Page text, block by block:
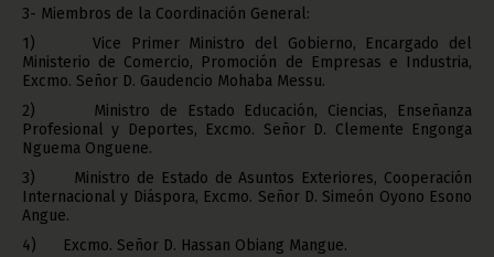
3- Miembros de la Coordinación General:
1) Vice Primer Ministro del Gobierno, Encargado del
Ministerio de Comercio, Promoción de Empresas e Industria,
Excmo. Señor D. Gaudencio Mohaba Messu.
2) Ministro de Estado Educación, Ciencias, Enseñanza
Profesional y Deportes, Excmo. Señor D. Clemente Engonga
Nguema Onguene.
3) Ministro de Estado de Asuntos Exteriores, Cooperación
Internacional y Diáspora, Excmo. Señor D. Simeón Oyono Esono
Angue.
4) Excmo. Señor D. Hassan Obiang Mangue.